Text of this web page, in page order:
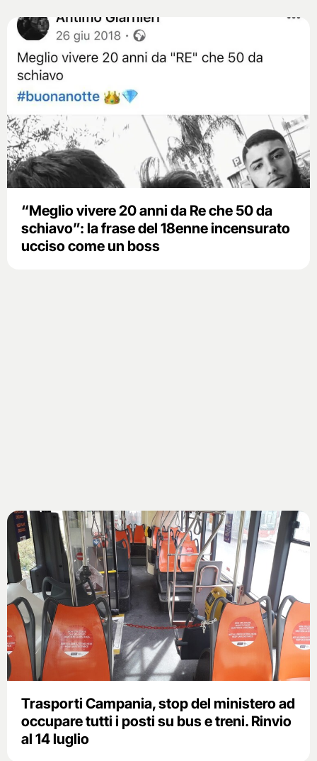
“Meglio vivere 20 anni da Re che 50 da
schiavo”: la frase del 18enne incensurato
ucciso come un boss
Trasporti Campania, stop del ministero ad
occupare tutti i posti su bus e treni. Rinvio
al 14 luglio